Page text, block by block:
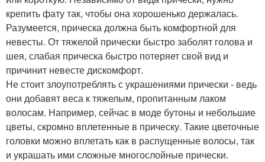
крепить фату так, чтобы она хорошенько держалась.
Разумеется, прическа должна быть комфортной для
невесты. От тяжелой прически быстро заболят голова и
шея, слабая прическа быстро потеряет свой вид и
причинит невесте дискомфорт.
Не стоит злоупотреблять с украшениями прически - ведь
они добавят веса к тяжелым, пропитанным лаком
волосам. Например, сейчас в моде бутоны и небольшие
цветы, скромно вплетенные в прическу. Такие цветочные
головки можно вплетать как в распущенные волосы, так
и украшать ими сложные многослойные прически.